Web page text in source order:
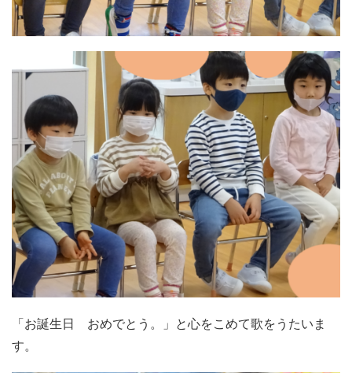
「お誕生日 おめでとう。」と心をこめて歌をうたいま
す。